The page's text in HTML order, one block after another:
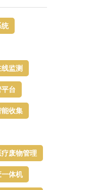
监测
台​
收集
疗废物管理
体机